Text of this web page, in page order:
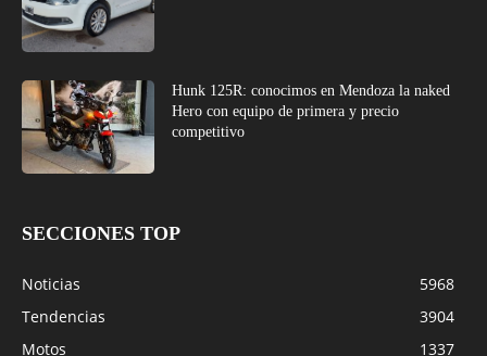
Hunk 125R: conocimos en Mendoza la naked
Hero con equipo de primera y precio
competitivo
SECCIONES TOP
Noticias
5968
Tendencias
3904
Motos
1337